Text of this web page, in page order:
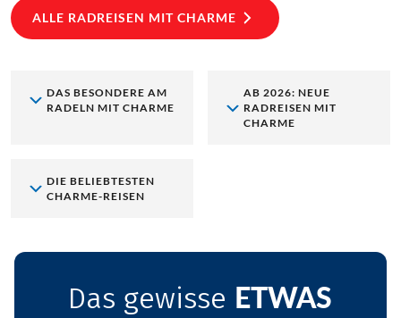
ALLE RADREISEN MIT CHARME
DAS BESONDERE AM
RADELN MIT CHARME
AB 2026: NEUE
RADREISEN MIT
CHARME
DIE BELIEBTESTEN
CHARME-REISEN
Das gewisse ETWAS